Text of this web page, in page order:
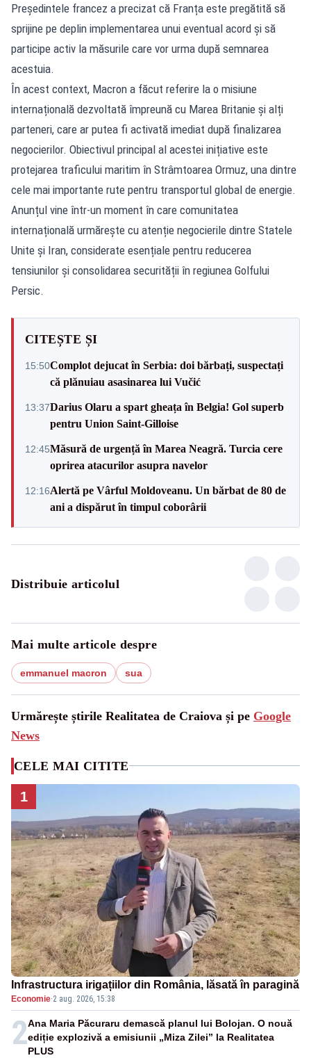
Președintele francez a precizat că Franța este pregătită să
sprijine pe deplin implementarea unui eventual acord și să
participe activ la măsurile care vor urma după semnarea
acestuia.
În acest context, Macron a făcut referire la o misiune
internațională dezvoltată împreună cu Marea Britanie și alți
parteneri, care ar putea fi activată imediat după finalizarea
negocierilor. Obiectivul principal al acestei inițiative este
protejarea traficului maritim în Strâmtoarea Ormuz, una dintre
cele mai importante rute pentru transportul global de energie.
Anunțul vine într-un moment în care comunitatea
internațională urmărește cu atenție negocierile dintre Statele
Unite și Iran, considerate esențiale pentru reducerea
tensiunilor și consolidarea securității în regiunea Golfului
Persic.
CITEȘTE ȘI
15:50Complot dejucat în Serbia: doi bărbați, suspectați
că plănuiau asasinarea lui Vučić
13:37Darius Olaru a spart gheața în Belgia! Gol superb
pentru Union Saint-Gilloise
12:45Măsură de urgență în Marea Neagră. Turcia cere
oprirea atacurilor asupra navelor
12:16Alertă pe Vârful Moldoveanu. Un bărbat de 80 de
ani a dispărut în timpul coborârii
Distribuie articolul
Mai multe articole despre
emmanuel macron sua
Urmărește știrile Realitatea de Craiova și pe Google
News
CELE MAI CITITE
1
Infrastructura irigațiilor din România, lăsată în paragină
Economie·2 aug. 2026, 15:38
2Ana Maria Păcuraru demască planul lui Bolojan. O nouă
ediție explozivă a emisiunii „Miza Zilei” la Realitatea
PLUS